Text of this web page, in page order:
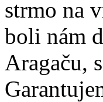
strmo na
boli nám
Aragaču,